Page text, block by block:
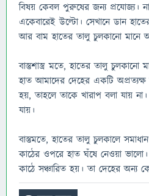
বিষয় কেবল পুরুষের জন্য প্রযোজ্য।
একেবারেই উল্টো। সেখানে ডান
আর বাম হাতের তালু চুলকানো মানে
বাস্তুশাস্ত্র মতে, হাতের তালু
হাত আমাদের দেহের একটি অপ্রত্যক্ষ
হয়, তাহলে তাকে খারাপ বলা যায়
যায়।
বাস্তুমতে, হাতের তালু চুলকালে
কাঠের ওপরে হাত ঘঁষে নেওয়া
কাঠে সঞ্চারিত হয়। তা দেহের অন্য